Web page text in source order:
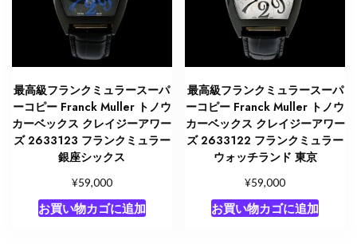
最高級フランクミュラースーパ
ーコピー Franck Muller トノウ
カーベックス クレイジーアワー
ズ 2633123 フランクミュラー
銀座シックス
¥59,000
お買い物カゴに追加
最高級フランクミュラースーパ
ーコピー Franck Muller トノウ
カーベックス クレイジーアワー
ズ 2633122 フランクミュラー
ウォッチランド 東京
¥59,000
お買い物カゴに追加